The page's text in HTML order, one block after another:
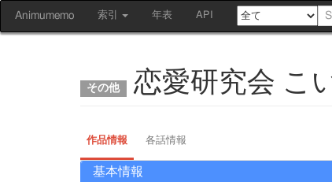
Animumemo 索引 年表 API
恋愛研究会 こ
作品情報 各話情報
基本情報